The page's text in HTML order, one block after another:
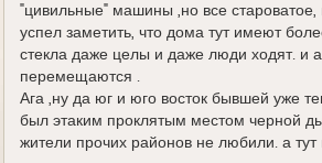
"цивильные" машины ,но все
успел заметить, что дома тут имеют
стекла даже целы и даже люди ходят. и
перемещаются .
Ага ,ну да юг и юго восток бывшей уже
был этаким проклятым местом черной
жители прочих районов не любили. а тут